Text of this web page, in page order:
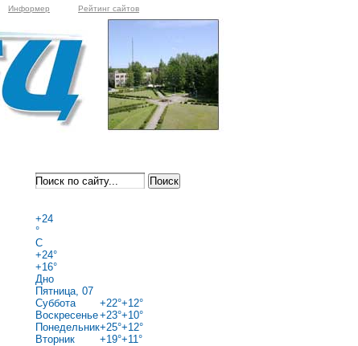
Информер Рейтинг сайтов
+24
°
C
+24°
+16°
Дно
Пятница, 07
Суббота
+22°+12°
Воскресенье+23°+10°
Понедельник+25°+12°
Вторник
+19°+11°